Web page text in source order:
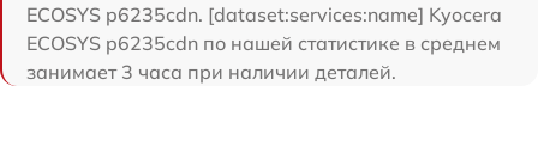
ECOSYS p6235cdn. [dataset:services:name] Kyocera
ECOSYS p6235cdn по нашей статистике в среднем
занимает 3 часа при наличии деталей.